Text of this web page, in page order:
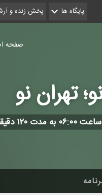
پایگاه ها پخش زنده و
صفحه
تهران نو
۱۲۰ دقیقه